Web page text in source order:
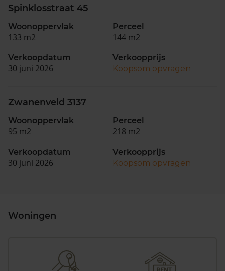
Spinklosstraat 45
Woonoppervlak
133 m2
Perceel
144 m2
Verkoopdatum
30 juni 2026
Verkoopprijs
Koopsom opvragen
Zwanenveld 3137
Woonoppervlak
95 m2
Perceel
218 m2
Verkoopdatum
30 juni 2026
Verkoopprijs
Koopsom opvragen
Woningen